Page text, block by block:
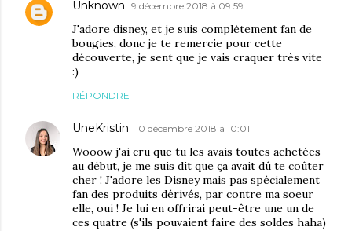
Unknown 9 décembre 2018 à 09:59
J'adore disney, et je suis complètement fan de
bougies, donc je te remercie pour cette
découverte, je sent que je vais craquer très vite
:)
RÉPONDRE
UneKristin 10 décembre 2018 à 10:01
Wooow j'ai cru que tu les avais toutes achetées
au début, je me suis dit que ça avait dû te coûter
cher ! J'adore les Disney mais pas spécialement
fan des produits dérivés, par contre ma soeur
elle, oui ! Je lui en offrirai peut-être une un de
ces quatre (s'ils pouvaient faire des soldes haha)